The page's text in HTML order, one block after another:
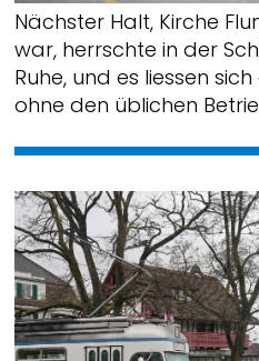
Nächster Halt, Kirche
war, herrschte in der
Ruhe, und es liessen
ohne den üblichen